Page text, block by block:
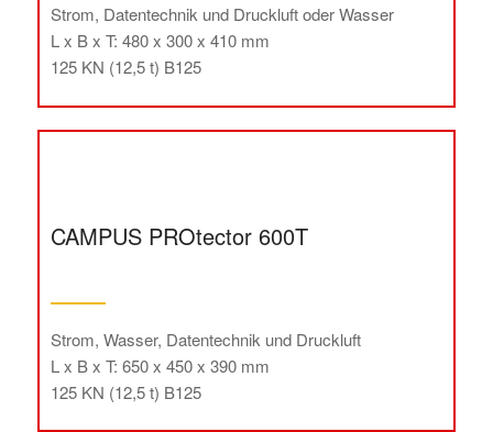
Strom, Datentechnik und Druckluft oder Wasser
L x B x T: 480 x 300 x 410 mm
125 KN (12,5 t) B125
CAMPUS PROtector 600T
Strom, Wasser, Datentechnik und Druckluft
L x B x T: 650 x 450 x 390 mm
125 KN (12,5 t) B125